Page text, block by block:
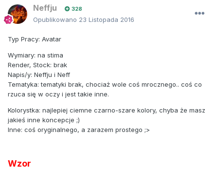
Neffju 328
Opublikowano 23 Listopada 2016
Typ Pracy: Avatar
Wymiary: na stima
Render, Stock: brak
Napis/y: Neffju i Neff
Tematyka: tematyki brak, chociaż wole coś mrocznego.. coś co
rzuca się w oczy i jest takie inne.
Kolorystka: najlepiej ciemne czarno-szare kolory, chyba że masz
jakieś inne koncepcje ;)
Inne: coś oryginalnego, a zarazem prostego ;>
Wzor